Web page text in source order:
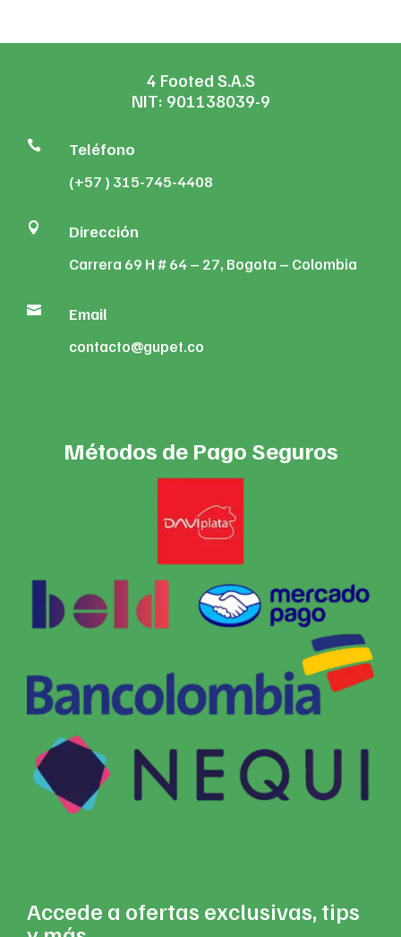
4 Footed S.A.S
NIT: 901138039-9
 Teléfono
(+57 ) 315-745-4408
 Dirección
Carrera 69 H # 64 – 27, Bogota – Colombia
 Email
contacto@gupet.co
Métodos de Pago Seguros
Accede a ofertas exclusivas, tips